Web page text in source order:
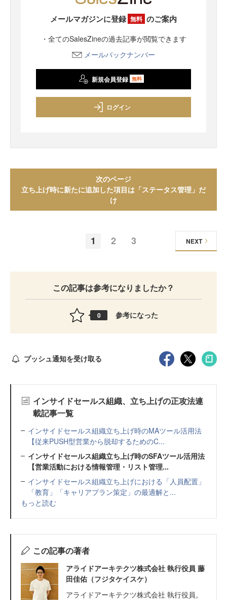
メールマガジンに登録 無料 のご案内
・全てのSalesZineの過去記事が閲覧できます
メールバックナンバー
新規会員登録 無料
ログイン
次のページ
立ち上げ時に新たに追加した項目は「ステータス管理」だ
け
1 2 3 NEXT
この記事は参考になりましたか？
0 参考になった
プッシュ通知を受け取る
インサイドセールス組織、立ち上げの正攻法連
載記事一覧
インサイドセールス組織立ち上げ時のMAツール活用法
【従来PUSH型営業から脱却するためのC...
インサイドセールス組織立ち上げ時のSFAツール活用法
【営業活動における情報管理・リスト管理...
インサイドセールス組織立ち上げにおける「人員配置」
「教育」「キャリアプラン策定」の最適解と...
もっと読む
この記事の著者
アライドアーキテクツ株式会社 執行役員 藤
田佳佑（フジタケイスケ）
アライドアーキテクツ株式会社 執行役員。